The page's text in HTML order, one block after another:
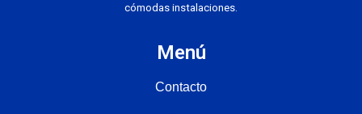
cómodas instalaciones.
Menú
Contacto